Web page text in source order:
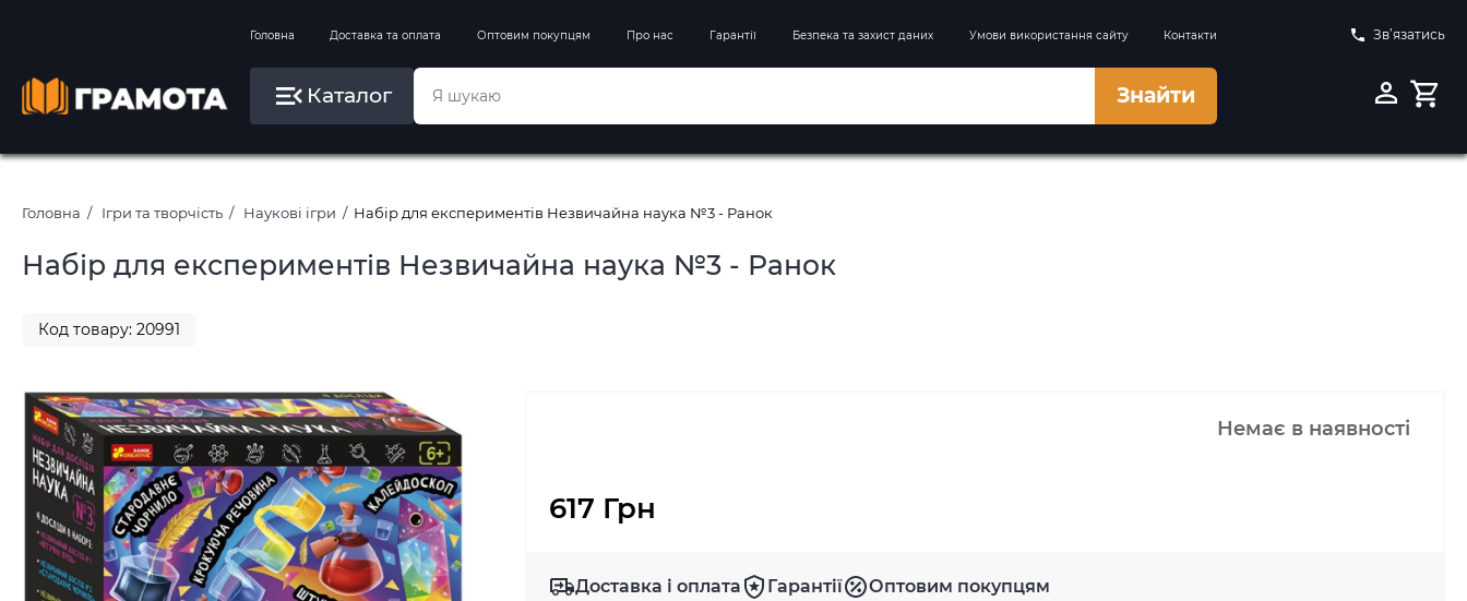
Головна Доставка та оплата Оптовим покупцям Про нас Гарантії Безпека та захист даних Умови використання сайту Контакти Зв’язатись
Каталог Знайти
Вправи на зимові канікули
Літо, пляж, плавання, басейни
Картини за номерами
Головна Ігри та творчість Наукові ігри Набір для експериментів Незвичайна наука №3 - Ранок
Набір для експериментів Незвичайна наука №3 - Ранок
Код товару: 20991
Немає в наявності
617 Грн
Доставка і оплата Гарантії Оптовим покупцям